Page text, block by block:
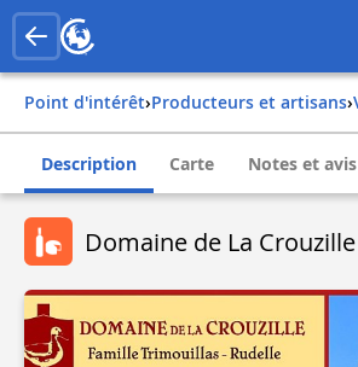
Point d'intérêt› Producteurs et artisans›
Description Carte Notes et avis
Domaine de La Crouzille